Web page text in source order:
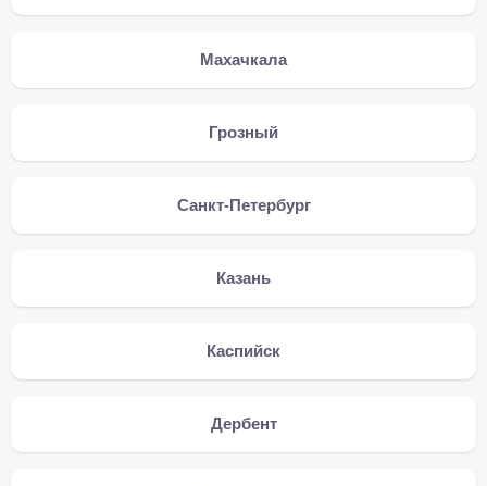
Махачкала
Грозный
Санкт-Петербург
Казань
Каспийск
Дербент